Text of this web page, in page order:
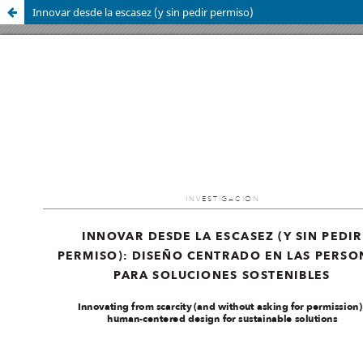
Innovar desde la escasez (y sin pedir permiso)